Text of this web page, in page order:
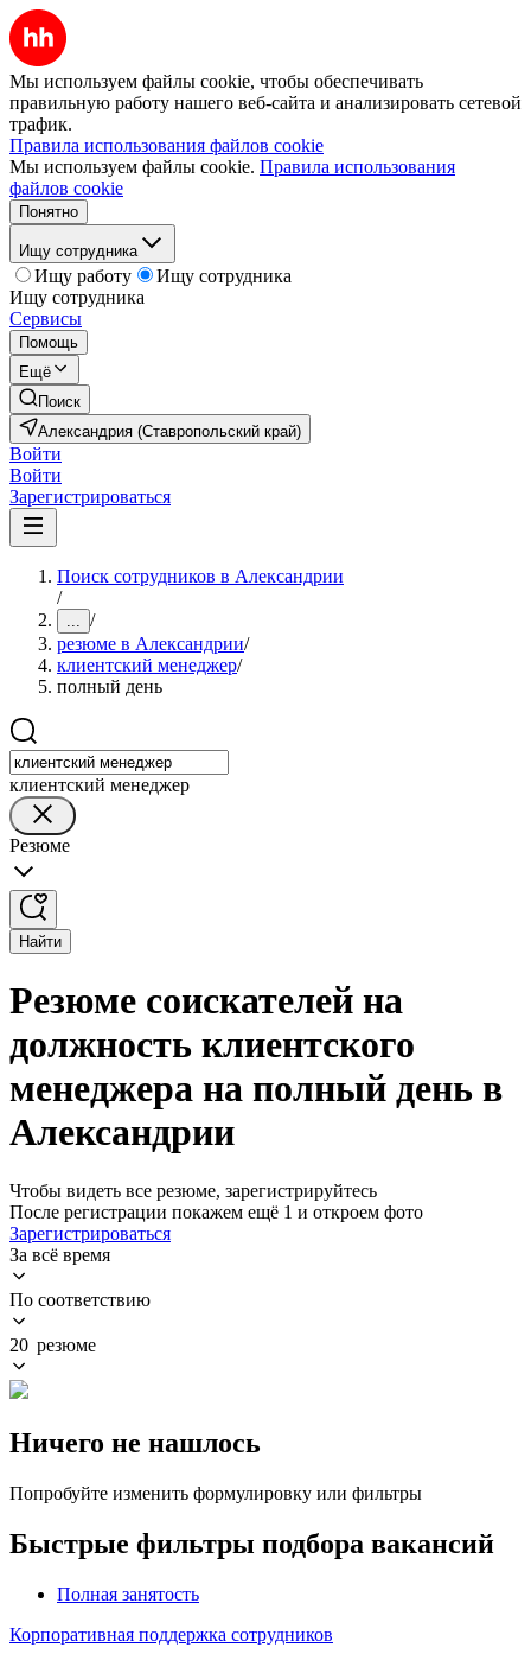
Мы используем файлы cookie, чтобы обеспечивать
правильную работу нашего веб-сайта и анализировать сетевой
трафик.
Правила использования файлов cookie
Мы используем файлы cookie. Правила использования
файлов cookie
Понятно
Ищу сотрудника
Ищу работу
Ищу сотрудника
Ищу сотрудника
Сервисы
Помощь
Ещё
Поиск
Александрия (Ставропольский край)
Войти
Войти
Зарегистрироваться
Поиск сотрудников в Александрии
/
... /
резюме в Александрии/
клиентский менеджер/
полный день
клиентский менеджер
Резюме
Найти
Резюме соискателей на
должность клиентского
менеджера на полный день в
Александрии
Чтобы видеть все резюме, зарегистрируйтесь
После регистрации покажем ещё 1 и откроем фото
Зарегистрироваться
За всё время
По соответствию
20 резюме
Ничего не нашлось
Попробуйте изменить формулировку или фильтры
Быстрые фильтры подбора вакансий
Полная занятость
Корпоративная поддержка сотрудников